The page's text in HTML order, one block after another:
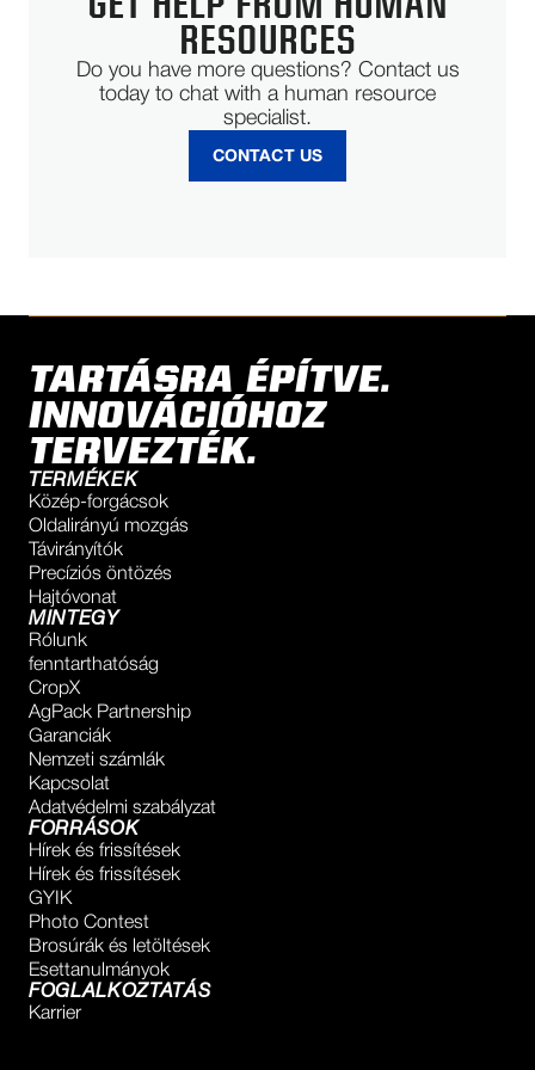
RESOURCES
Do you have more questions? Contact us
today to chat with a human resource
specialist.
CONTACT US
TARTÁSRA ÉPÍTVE.
INNOVÁCIÓHOZ
TERVEZTÉK.
TERMÉKEK
Közép-forgácsok
Oldalirányú mozgás
Távirányítók
Precíziós öntözés
Hajtóvonat
MINTEGY
Rólunk
fenntarthatóság
CropX
AgPack Partnership
Garanciák
Nemzeti számlák
Kapcsolat
Adatvédelmi szabályzat
FORRÁSOK
Hírek és frissítések
Hírek és frissítések
GYIK
Photo Contest
Brosúrák és letöltések
Esettanulmányok
FOGLALKOZTATÁS
Karrier